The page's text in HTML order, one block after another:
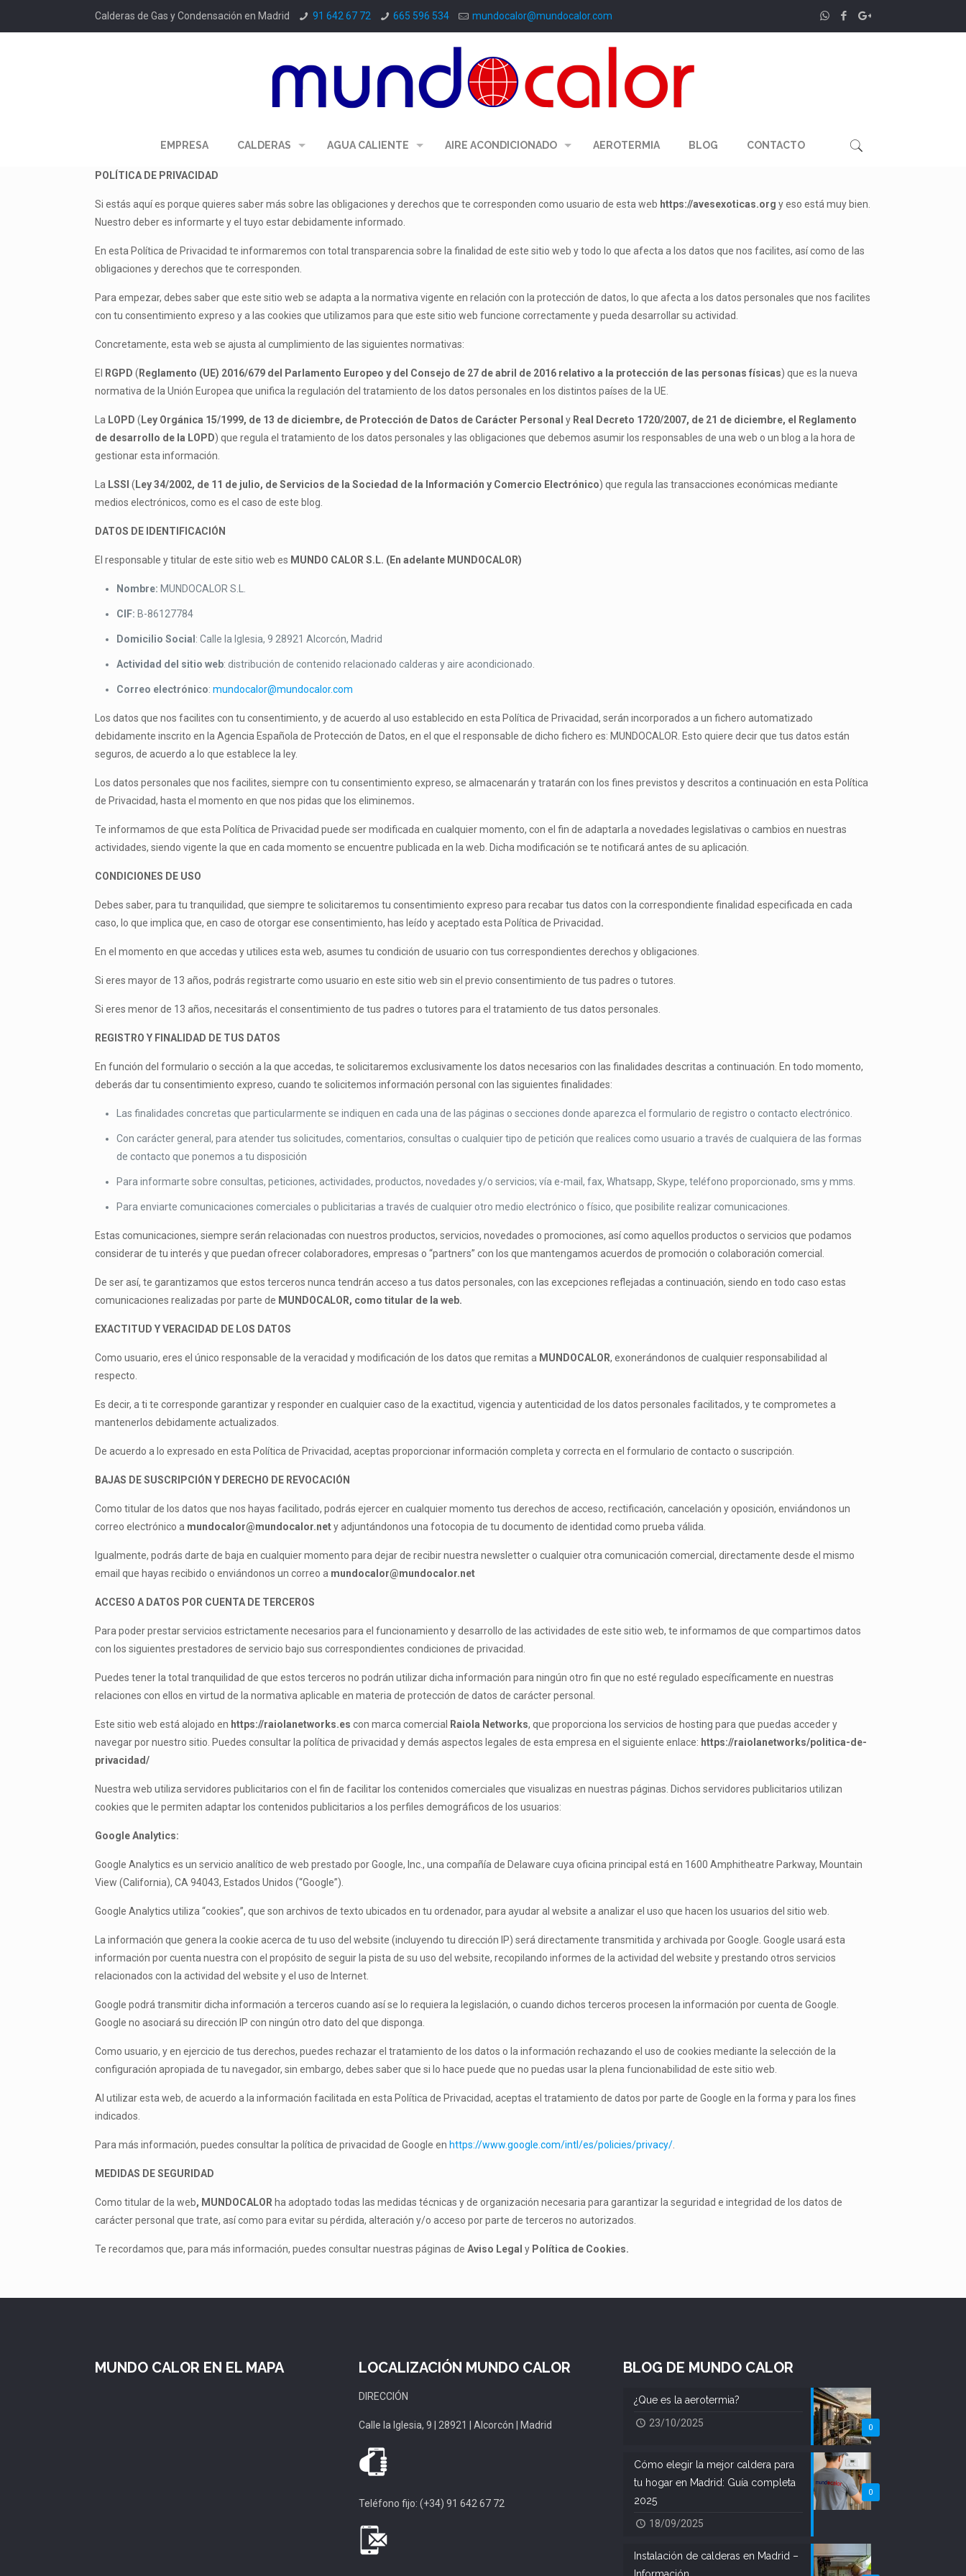
Calderas de Gas y Condensación en Madrid 91 642 67 72 665 596 534 mundocalor@mundocalor.com
EMPRESA CALDERAS AGUA CALIENTE AIRE ACONDICIONADO AEROTERMIA BLOG CONTACTO
POLÍTICA DE PRIVACIDAD
Si estás aquí es porque quieres saber más sobre las obligaciones y derechos que te corresponden como usuario de esta web https://avesexoticas.org y eso está muy bien.
Nuestro deber es informarte y el tuyo estar debidamente informado.
En esta Política de Privacidad te informaremos con total transparencia sobre la finalidad de este sitio web y todo lo que afecta a los datos que nos facilites, así como de las
obligaciones y derechos que te corresponden.
Para empezar, debes saber que este sitio web se adapta a la normativa vigente en relación con la protección de datos, lo que afecta a los datos personales que nos facilites
con tu consentimiento expreso y a las cookies que utilizamos para que este sitio web funcione correctamente y pueda desarrollar su actividad.
Concretamente, esta web se ajusta al cumplimiento de las siguientes normativas:
El RGPD( Reglamento (UE) 2016/679 del Parlamento Europeo y del Consejo de 27 de abril de 2016 relativo a la protección de las personas físicas) que es la nueva
normativa de la Unión Europea que unifica la regulación del tratamiento de los datos personales en los distintos países de la UE.
La LOPD ( Ley Orgánica 15/1999, de 13 de diciembre, de Protección de Datos de Carácter Personal y Real Decreto 1720/2007, de 21 de diciembre, el Reglamento
de desarrollo de la LOPD) que regula el tratamiento de los datos personales y las obligaciones que debemos asumir los responsables de una web o un blog a la hora de
gestionar esta información.
La LSSI ( Ley 34/2002, de 11 de julio, de Servicios de la Sociedad de la Información y Comercio Electrónico) que regula las transacciones económicas mediante
medios electrónicos, como es el caso de este blog.
DATOS DE IDENTIFICACIÓN
El responsable y titular de este sitio web es MUNDO CALOR S.L. (En adelante MUNDOCALOR)
Nombre: MUNDOCALOR S.L.
CIF: B-86127784
Domicilio Social : Calle la Iglesia, 9 28921 Alcorcón, Madrid
Actividad del sitio web: distribución de contenido relacionado calderas y aire acondicionado.
Correo electrónico:mundocalor@mundocalor.com
Los datos que nos facilites con tu consentimiento, y de acuerdo al uso establecido en esta Política de Privacidad, serán incorporados a un fichero automatizado
debidamente inscrito en la Agencia Española de Protección de Datos, en el que el responsable de dicho fichero es: MUNDOCALOR. Esto quiere decir que tus datos están
seguros, de acuerdo a lo que establece la ley.
Los datos personales que nos facilites, siempre con tu consentimiento expreso, se almacenarán y tratarán con los fines previstos y descritos a continuación en esta Política
de Privacidad, hasta el momento en que nos pidas que los eliminemos.
Te informamos de que esta Política de Privacidad puede ser modificada en cualquier momento, con el fin de adaptarla a novedades legislativas o cambios en nuestras
actividades, siendo vigente la que en cada momento se encuentre publicada en la web. Dicha modificación se te notificará antes de su aplicación.
CONDICIONES DE USO
Debes saber, para tu tranquilidad, que siempre te solicitaremos tu consentimiento expreso para recabar tus datos con la correspondiente finalidad especificada en cada
caso, lo que implica que, en caso de otorgar ese consentimiento, has leído y aceptado esta Política de Privacidad.
En el momento en que accedas y utilices esta web, asumes tu condición de usuario con tus correspondientes derechos y obligaciones.
Si eres mayor de 13 años, podrás registrarte como usuario en este sitio web sin el previo consentimiento de tus padres o tutores.
Si eres menor de 13 años, necesitarás el consentimiento de tus padres o tutores para el tratamiento de tus datos personales.
REGISTRO Y FINALIDAD DE TUS DATOS
En función del formulario o sección a la que accedas, te solicitaremos exclusivamente los datos necesarios con las finalidades descritas a continuación. En todo momento,
deberás dar tu consentimiento expreso, cuando te solicitemos información personal con las siguientes finalidades:
Las finalidades concretas que particularmente se indiquen en cada una de las páginas o secciones donde aparezca el formulario de registro o contacto electrónico.
Con carácter general, para atender tus solicitudes, comentarios, consultas o cualquier tipo de petición que realices como usuario a través de cualquiera de las formas
de contacto que ponemos a tu disposición
Para informarte sobre consultas, peticiones, actividades, productos, novedades y/o servicios; vía e-mail, fax, Whatsapp, Skype, teléfono proporcionado, sms y mms.
Para enviarte comunicaciones comerciales o publicitarias a través de cualquier otro medio electrónico o físico, que posibilite realizar comunicaciones.
Estas comunicaciones, siempre serán relacionadas con nuestros productos, servicios, novedades o promociones, así como aquellos productos o servicios que podamos
considerar de tu interés y que puedan ofrecer colaboradores, empresas o “partners” con los que mantengamos acuerdos de promoción o colaboración comercial.
De ser así, te garantizamos que estos terceros nunca tendrán acceso a tus datos personales, con las excepciones reflejadas a continuación, siendo en todo caso estas
comunicaciones realizadas por parte de MUNDOCALOR, como titular de la web.
EXACTITUD Y VERACIDAD DE LOS DATOS
Como usuario, eres el único responsable de la veracidad y modificación de los datos que remitas a MUNDOCALOR, exonerándonos de cualquier responsabilidad al
respecto.
Es decir, a ti te corresponde garantizar y responder en cualquier caso de la exactitud, vigencia y autenticidad de los datos personales facilitados, y te comprometes a
mantenerlos debidamente actualizados.
De acuerdo a lo expresado en esta Política de Privacidad, aceptas proporcionar información completa y correcta en el formulario de contacto o suscripción.
BAJAS DE SUSCRIPCIÓN Y DERECHO DE REVOCACIÓN
Como titular de los datos que nos hayas facilitado, podrás ejercer en cualquier momento tus derechos de acceso, rectificación, cancelación y oposición, enviándonos un
correo electrónico a mundocalor@mundocalor.nety adjuntándonos una fotocopia de tu documento de identidad como prueba válida.
Igualmente, podrás darte de baja en cualquier momento para dejar de recibir nuestra newsletter o cualquier otra comunicación comercial, directamente desde el mismo
email que hayas recibido o enviándonos un correo a mundocalor@mundocalor.net
ACCESO A DATOS POR CUENTA DE TERCEROS
Para poder prestar servicios estrictamente necesarios para el funcionamiento y desarrollo de las actividades de este sitio web, te informamos de que compartimos datos
con los siguientes prestadores de servicio bajo sus correspondientes condiciones de privacidad.
Puedes tener la total tranquilidad de que estos terceros no podrán utilizar dicha información para ningún otro fin que no esté regulado específicamente en nuestras
relaciones con ellos en virtud de la normativa aplicable en materia de protección de datos de carácter personal.
Este sitio web está alojado en https://raiolanetworks.escon marca comercial Raiola Networks, que proporciona los servicios de hosting para que puedas acceder y
navegar por nuestro sitio. Puedes consultar la política de privacidad y demás aspectos legales de esta empresa en el siguiente enlace: https://raiolanetworks/politica-de-
privacidad/
Nuestra web utiliza servidores publicitarios con el fin de facilitar los contenidos comerciales que visualizas en nuestras páginas. Dichos servidores publicitarios utilizan
cookies que le permiten adaptar los contenidos publicitarios a los perfiles demográficos de los usuarios:
Google Analytics:
Google Analytics es un servicio analítico de web prestado por Google, Inc., una compañía de Delaware cuya oficina principal está en 1600 Amphitheatre Parkway, Mountain
View (California), CA 94043, Estados Unidos (“Google”).
Google Analytics utiliza “cookies”, que son archivos de texto ubicados en tu ordenador, para ayudar al website a analizar el uso que hacen los usuarios del sitio web.
La información que genera la cookie acerca de tu uso del website (incluyendo tu dirección IP) será directamente transmitida y archivada por Google. Google usará esta
información por cuenta nuestra con el propósito de seguir la pista de su uso del website, recopilando informes de la actividad del website y prestando otros servicios
relacionados con la actividad del website y el uso de Internet.
Google podrá transmitir dicha información a terceros cuando así se lo requiera la legislación, o cuando dichos terceros procesen la información por cuenta de Google.
Google no asociará su dirección IP con ningún otro dato del que disponga.
Como usuario, y en ejercicio de tus derechos, puedes rechazar el tratamiento de los datos o la información rechazando el uso de cookies mediante la selección de la
configuración apropiada de tu navegador, sin embargo, debes saber que si lo hace puede que no puedas usar la plena funcionabilidad de este sitio web.
Al utilizar esta web, de acuerdo a la información facilitada en esta Política de Privacidad, aceptas el tratamiento de datos por parte de Google en la forma y para los fines
indicados.
Para más información, puedes consultar la política de privacidad de Google en https://www.google.com/intl/es/policies/privacy/
MEDIDAS DE SEGURIDAD
Como titular de la web, MUNDOCALOR ha adoptado todas las medidas técnicas y de organización necesaria para garantizar la seguridad e integridad de los datos de
carácter personal que trate, así como para evitar su pérdida, alteración y/o acceso por parte de terceros no autorizados.
Te recordamos que, para más información, puedes consultar nuestras páginas deAviso Legal y Política de Cookies.
MUNDO CALOR EN EL MAPA LOCALIZACIÓN MUNDO CALOR
DIRECCIÓN
Calle la Iglesia, 9 | 28921 | Alcorcón | Madrid
Teléfono fijo: (+34) 91 642 67 72
BLOG DE MUNDO CALOR
0
¿Que es la aerotermia?
23/10/2025
0
Cómo elegir la mejor caldera para
tu hogar en Madrid: Guía completa
2025
18/09/2025
Instalación de calderas en Madrid –